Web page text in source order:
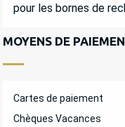
pour les bornes de
MOYENS DE
Cartes de paiement
Chèques Vacances